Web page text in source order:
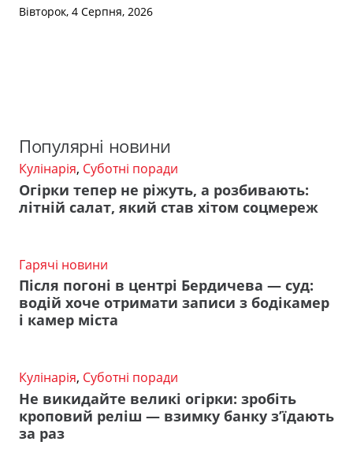
Вівторок, 4 Серпня, 2026
Популярні новини
Кулінарія, Суботні поради
Огірки тепер не ріжуть, а розбивають:
літній салат, який став хітом соцмереж
Гарячі новини
Після погоні в центрі Бердичева — суд:
водій хоче отримати записи з бодікамер
і камер міста
Кулінарія, Суботні поради
Не викидайте великі огірки: зробіть
кроповий реліш — взимку банку з’їдають
за раз